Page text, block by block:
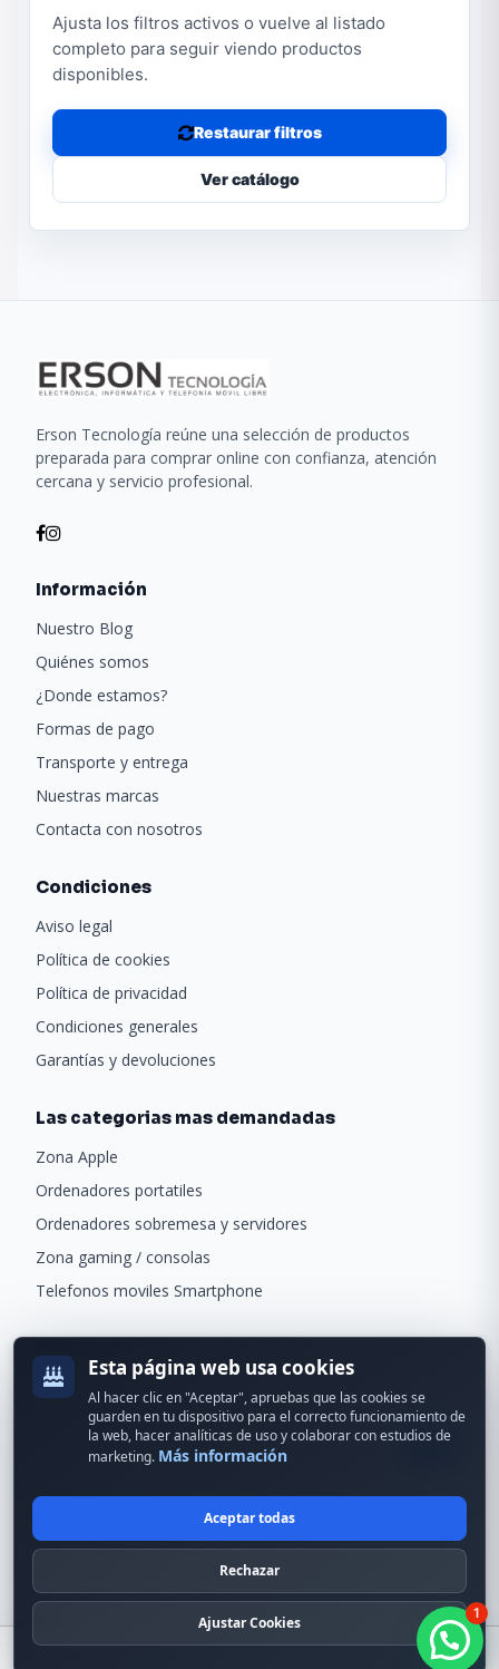
Ajusta los filtros activos o vuelve al listado
completo para seguir viendo productos
disponibles.
Restaurar filtros
Ver catálogo
Erson Tecnología reúne una selección de productos
preparada para comprar online con confianza, atención
cercana y servicio profesional.
Información
Nuestro Blog
Quiénes somos
¿Donde estamos?
Formas de pago
Transporte y entrega
Nuestras marcas
Contacta con nosotros
Condiciones
Aviso legal
Política de cookies
Política de privacidad
Condiciones generales
Garantías y devoluciones
Las categorias mas demandadas
Zona Apple
Ordenadores portatiles
Ordenadores sobremesa y servidores
Zona gaming / consolas
Telefonos moviles Smartphone
Recibe ofertas exclusivas y novedades.
© 2024 Erson Tecnología. Todos los derechos reservados.
Política de privacidad
Condiciones Generales 1
Esta página web usa cookies
Al hacer clic en "Aceptar", apruebas que las cookies se
guarden en tu dispositivo para el correcto funcionamiento de
la web, hacer analíticas de uso y colaborar con estudios de
marketing. Más información
Aceptar todas
Rechazar
Ajustar Cookies